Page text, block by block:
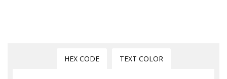
HEX CODE TEXT COLOR